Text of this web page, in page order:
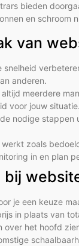
bieden
en schroom
van
snelheid
anderen.
altijd meerdere
voor jouw situatie.
nodige stappen
werkt zoals
in en plan
je een keuze
in plaats van
over het hoofd